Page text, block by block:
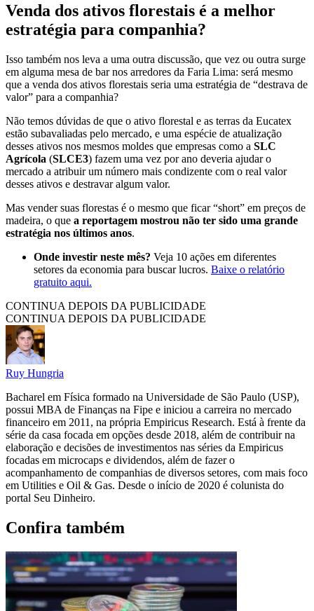
Venda dos ativos florestais é a melhor
estratégia para companhia?
Isso também nos leva a uma outra discussão, que vez ou outra surge
em alguma mesa de bar nos arredores da Faria Lima: será mesmo
que a venda dos ativos florestais seria uma estratégia de “destrava de
valor” para a companhia?
Não temos dúvidas de que o ativo florestal e as terras da Eucatex
estão subavaliadas pelo mercado, e uma espécie de atualização
desses ativos nos mesmos moldes que empresas como a SLC
Agrícola (SLCE3) fazem uma vez por ano deveria ajudar o
mercado a atribuir um número mais condizente com o real valor
desses ativos e destravar algum valor.
Mas vender suas florestas é o mesmo que ficar “short” em preços de
madeira, o que a reportagem mostrou não ter sido uma grande
estratégia nos últimos anos.
Onde investir neste mês? Veja 10 ações em diferentes
setores da economia para buscar lucros. Baixe o relatório
gratuito aqui.
CONTINUA DEPOIS DA PUBLICIDADE
CONTINUA DEPOIS DA PUBLICIDADE
Ruy Hungria
Bacharel em Física formado na Universidade de São Paulo (USP),
possui MBA de Finanças na Fipe e iniciou a carreira no mercado
financeiro em 2011, na própria Empiricus Research. Está à frente da
série da casa focada em opções desde 2018, além de contribuir na
elaboração e decisões de investimentos nas séries da Empiricus
focadas em microcaps e dividendos, além de fazer o
acompanhamento de companhias de diversos setores, com mais foco
em Utilities e Oil & Gas. Desde o início de 2020 é colunista do
portal Seu Dinheiro.
Confira também